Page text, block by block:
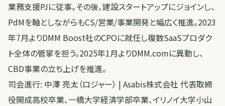
業務支援PJに従事。その後、建設スタートアップにジョインし、
PdMを軸としながらもCS/営業/事業開発と幅広く推進。2023
年7月よりDMM Boost社のCPOに就任し複数SaaSプロダク
ト全体の管掌を担う。2025年1月よりDMM.comに異動し、
CBD事業の立ち上げを推進。
司会進行: 中澤 亮太（ロジャー） | Asabis株式会社 代表取締
役開成高校卒業、一橋大学経済学部卒業、イリノイ大学小山